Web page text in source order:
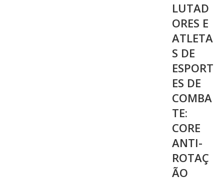
LUTAD
ORES E
ATLETA
S DE
ESPORT
ES DE
COMBA
TE:
CORE
ANTI-
ROTAÇ
ÃO